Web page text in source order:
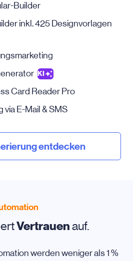
Builder
inkl. 425 Designvorlagen
KI
Card Reader Pro
via E-Mail & SMS
entdecken
Vertrauenauf.
werden weniger als 1 %